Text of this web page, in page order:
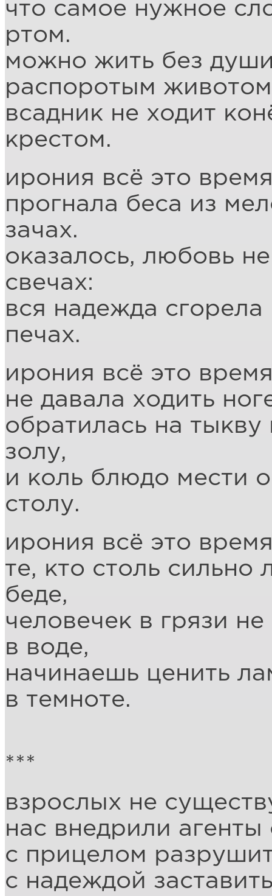
что самое нужное
ртом.
можно жить без
распоротым
всадник не ходит
крестом.
ирония всё это
прогнала беса из
зачах.
оказалось, любовь
свечах:
вся надежда
печах.
ирония всё это
не давала ходить
обратилась на
золу,
и коль блюдо мести
столу.
ирония всё это
те, кто столь сильно
беде,
человечек в грязи
в воде,
начинаешь ценить
в темноте.
***
взрослых не
нас внедрили агенты
с прицелом
с надеждой